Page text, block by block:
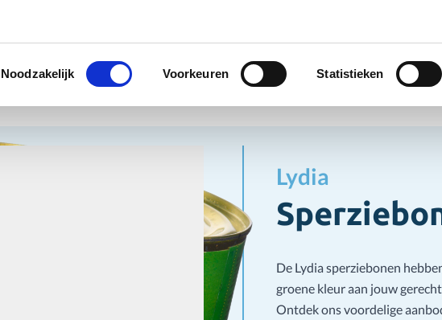
Toestemmingsselectie
Noodzakelijk Voorkeuren Statistieken
Home Droogwaren Conserven Sperziebonen
Conserven
Lydia
De Lydia sperziebonen
groene kleur aan jouw
Ontdek ons voordelige